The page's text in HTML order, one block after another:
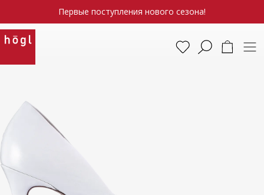
Первые поступления нового сезона!